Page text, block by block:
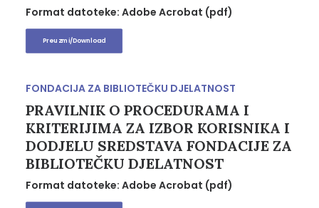
Format datoteke: Adobe Acrobat (pdf)
Preuzmi/Download
FONDACIJA ZA BIBLIOTEČKU DJELATNOST
PRAVILNIK O PROCEDURAMA I
KRITERIJIMA ZA IZBOR KORISNIKA I
DODJELU SREDSTAVA FONDACIJE ZA
BIBLIOTEČKU DJELATNOST
Format datoteke: Adobe Acrobat (pdf)